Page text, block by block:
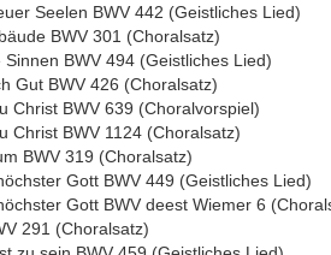
Seelen BWV 442 (Geistliches Lied)
BWV 301 (Choralsatz)
BWV 494 (Geistliches Lied)
Gut BWV 426 (Choralsatz)
Christ BWV 639 (Choralvorspiel)
Christ BWV 1124 (Choralsatz)
BWV 319 (Choralsatz)
Gott BWV 449 (Geistliches Lied)
Gott BWV deest Wiemer 6
291 (Choralsatz)